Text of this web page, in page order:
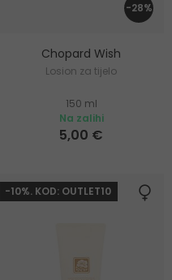
-28%
Chopard Wish
Losion za tijelo
150 ml
Na zalihi
5,00 €
-10%. KOD: OUTLET10